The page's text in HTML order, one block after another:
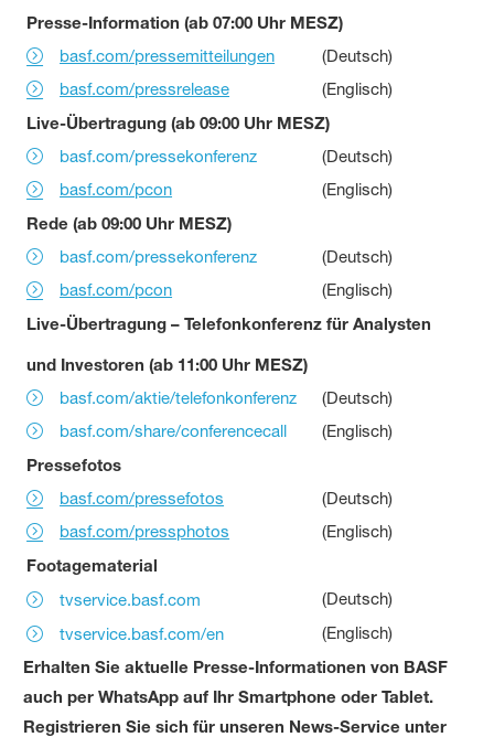
Presse-Information (ab 07:00 Uhr MESZ)
basf.com/pressemitteilungen
(Deutsch)
basf.com/pressrelease
(Englisch)
Live-Übertragung (ab 09:00 Uhr MESZ)
basf.com/pressekonferenz
(Deutsch)
basf.com/pcon
(Englisch)
Rede (ab 09:00 Uhr MESZ)
basf.com/pressekonferenz
(Deutsch)
basf.com/pcon
(Englisch)
Live-Übertragung – Telefonkonferenz für Analysten
und Investoren (ab 11:00 Uhr MESZ)
basf.com/aktie/telefonkonferenz
(Deutsch)
basf.com/share/conferencecall
(Englisch)
Pressefotos
basf.com/pressefotos
(Deutsch)
basf.com/pressphotos
(Englisch)
Footagematerial
tvservice.basf.com
(Deutsch)
tvservice.basf.com/en
(Englisch)
Erhalten Sie aktuelle Presse-Informationen von BASF
auch per WhatsApp auf Ihr Smartphone oder Tablet.
Registrieren Sie sich für unseren News-Service unter